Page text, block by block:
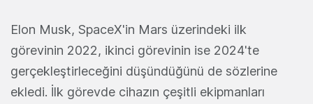
Elon Musk, SpaceX'in Mars üzerindeki ilk
görevinin 2022, ikinci görevinin ise 2024'te
gerçekleştirleceğini düşündüğünü de sözlerine
ekledi. İlk görevde cihazın çeşitli ekipmanları